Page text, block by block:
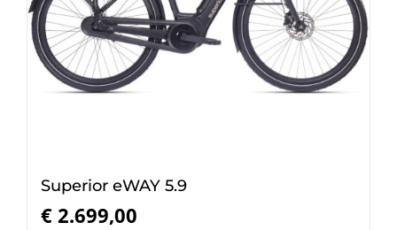
Superior eWAY 5.9
€ 2.699,00